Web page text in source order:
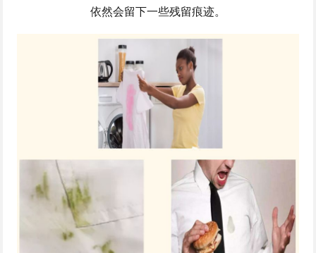
依然会留下一些残留痕迹。